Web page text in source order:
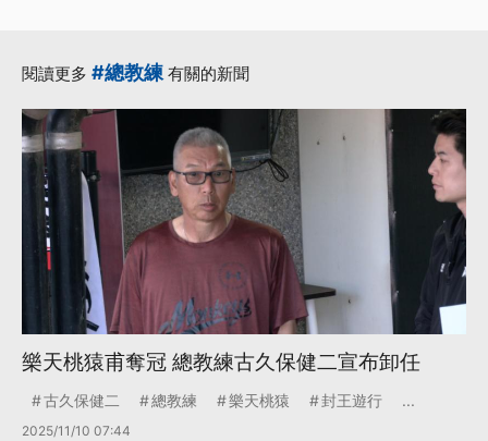
閱讀更多 #總教練有關的新聞
樂天桃猿甫奪冠 總教練古久保健二宣布卸任
古久保健二 總教練 樂天桃猿 封王遊行 ...
2025/11/10 07:44